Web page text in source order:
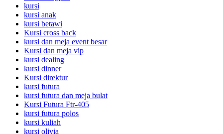
kursi
kursi anak
kursi betawi
Kursi cross back
kursi dan meja event besar
Kursi dan meja vip
kursi dealing
kursi dinner
Kursi direktur
kursi futura
kursi futura dan meja bulat
Kursi Futura Ftr-405
kursi futura polos
kursi kuliah
kursi olivia